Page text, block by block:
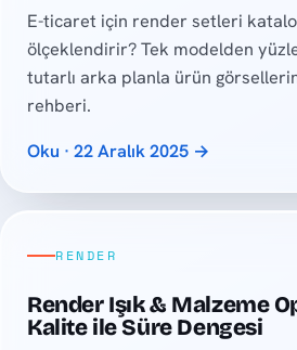
E-ticaret için render setleri
ölçeklendirir? Tek modelden
tutarlı arka planla ürün
rehberi.
Oku · 22 Aralık 2025 →
RENDER
Render Işık & Malzeme
Kalite ile Süre Dengesi